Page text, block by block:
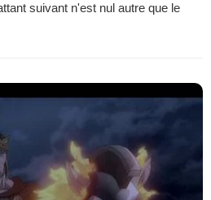
suivant n'est nul autre que le